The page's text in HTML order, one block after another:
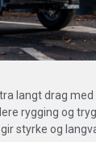
langt drag
rygging og
styrke og